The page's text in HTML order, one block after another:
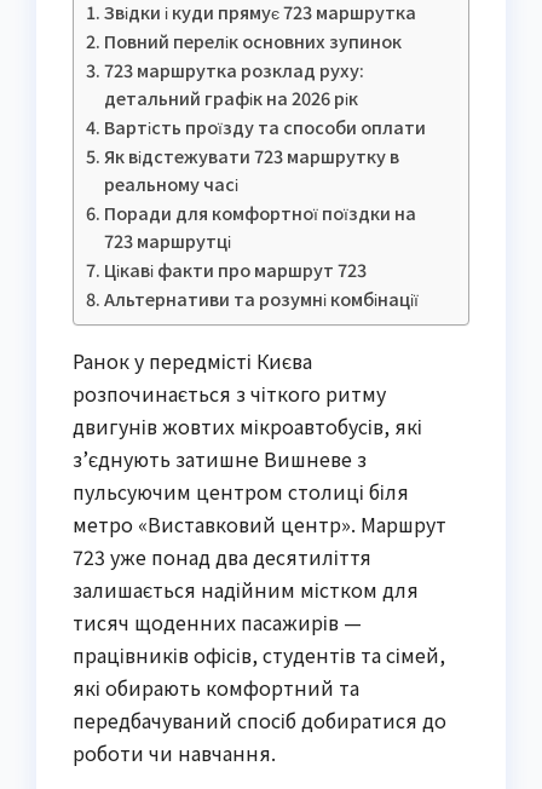
Звідки і куди прямує 723 маршрутка
Повний перелік основних зупинок
723 маршрутка розклад руху:
детальний графік на 2026 рік
Вартість проїзду та способи оплати
Як відстежувати 723 маршрутку в
реальному часі
Поради для комфортної поїздки на
723 маршрутці
Цікаві факти про маршрут 723
Альтернативи та розумні комбінації
Ранок у передмісті Києва
розпочинається з чіткого ритму
двигунів жовтих мікроавтобусів, які
з’єднують затишне Вишневе з
пульсуючим центром столиці біля
метро «Виставковий центр». Маршрут
723 уже понад два десятиліття
залишається надійним містком для
тисяч щоденних пасажирів —
працівників офісів, студентів та сімей,
які обирають комфортний та
передбачуваний спосіб добиратися до
роботи чи навчання.